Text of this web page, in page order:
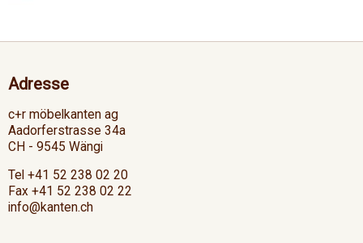
Adresse
c+r möbelkanten ag
Aadorferstrasse 34a
CH - 9545 Wängi
Tel +41 52 238 02 20
Fax +41 52 238 02 22
info@kanten.ch